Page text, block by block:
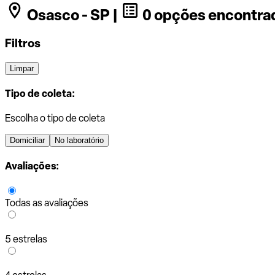
Osasco - SP | 0 opções
Filtros
Limpar
Tipo de coleta:
Escolha o tipo de coleta
Domiciliar No laboratório
Avaliações:
Todas as avaliações
5 estrelas